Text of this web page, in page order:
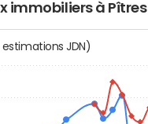
immobiliers à Pîtres
: estimations JDN)